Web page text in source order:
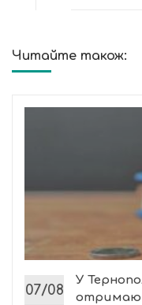
Читайте також:
07/08
У